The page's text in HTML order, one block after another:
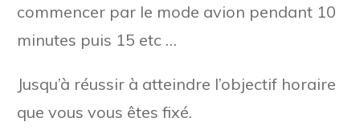
commencer par le mode avion pendant 10
minutes puis 15 etc …
Jusqu’à réussir à atteindre l’objectif horaire
que vous vous êtes fixé.